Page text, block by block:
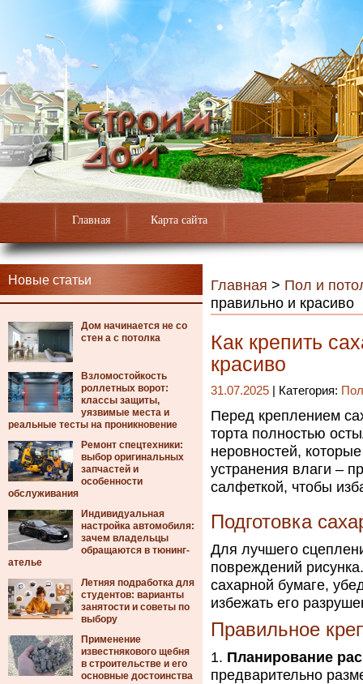
Главная Карта сайта
Новые статьи
Дом начинается не со
стен а с потолка
Взломостойкость
роллетных ворот:
классы защиты,
уязвимые места и
реальные тесты на проникновение
Ремонт спецтехники:
выбор оригинальных
запчастей и
особенности
обслуживания
Индивидуальная
настройка автомобиля:
зачем владельцы
обращаются в тюнинг-
ателье
Летняя подработка для
студентов: варианты
занятости и советы по
выбору
Применение
известнякового щебня
в строительстве и его
основные достоинства
Главная > Пол и
правильно и красиво
Как крепить
красиво
31.07.2025 | Категория:
Перед креплением
торта полностью
неровностей,
устранения влаги –
салфеткой, чтобы
Подготовка
Для лучшего
повреждений
сахарной бумаге,
избежать его
Правильное
Планирование
предварительно